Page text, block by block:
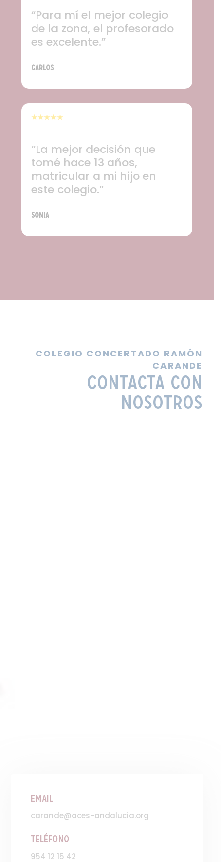
“Para mí el mejor colegio
de la zona, el profesorado
es excelente.”
Carlos
★★★★★
“La mejor decisión que
tomé hace 13 años,
matricular a mi hijo en
este colegio.”
Sonia
COLEGIO CONCERTADO RAMÓN
CARANDE
Contacta con
Nosotros
Email
carande@aces-andalucia.org
Teléfono
954 12 15 42